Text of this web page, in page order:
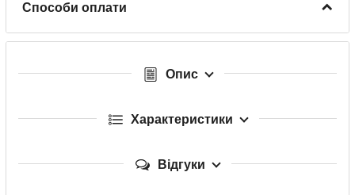
Способи оплати
Опис
Характеристики
Відгуки